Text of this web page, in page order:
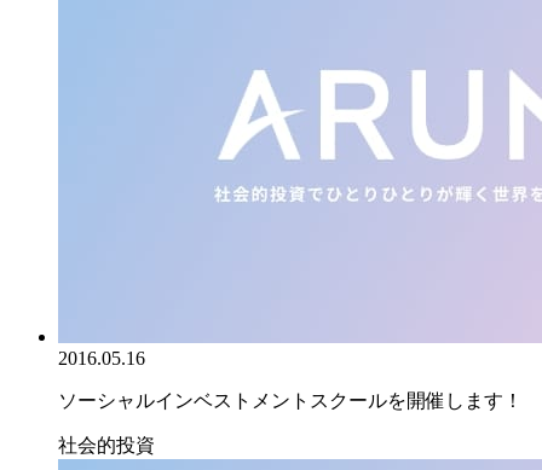
2016.05.16
ソーシャルインベストメントスクールを開催します！
社会的投資